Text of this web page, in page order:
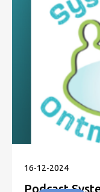
16-12-2024
Podcast